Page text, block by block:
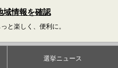
域情報を確認
と楽しく、便利に。
選挙ニュース